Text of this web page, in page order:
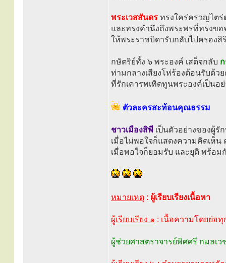
พระเวสสันดร ทรงใคร่ครวญไตร่
และทรงคำนึงถึงพระพรที่ทรงข
ให้พระราชบิดารับกลับไปครอง
กษัตริย์ทั้ง ๖ พระองค์ เสด็จกลับ
ท่ามกลางเสียงโห่ร้องต้อนรับด้ว
ที่รักเคารพเทิดทูนพระองค์เป็นอย่
ตัวละครสะท้อนคุณธรรม
ชาวเมืองสิพี เป็นตัวอย่างของผู้รั
เมื่อไม่พอใจก็แสดงความคิดเห็น
เมื่อพอใจก็ยอมรับ และยุติ พร้อ
หมายเหตุ : ผู้เรียบเรียงเนื้อหา
ผู้เรียบเรียง ๑ : เนื้อความโดยย่อ
ผู้ช่วยศาสตราจารย์พิศศรี กมลเ